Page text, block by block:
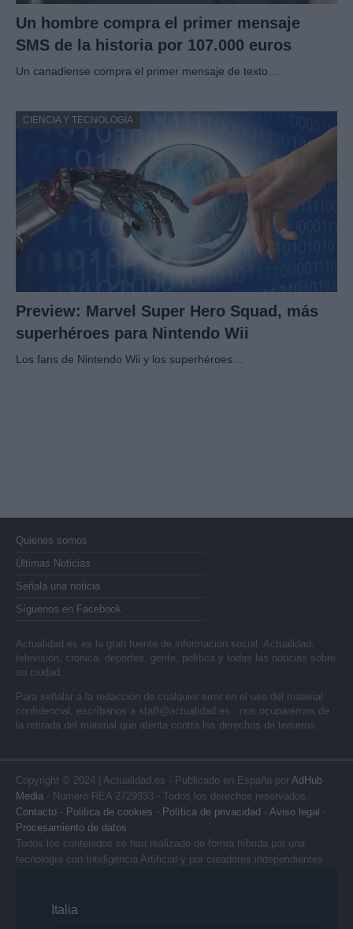
Un hombre compra el primer mensaje
SMS de la historia por 107.000 euros
Un canadiense compra el primer mensaje de texto…
CIENCIA Y TECNOLOGÍA
Preview: Marvel Super Hero Squad, más
superhéroes para Nintendo Wii
Los fans de Nintendo Wii y los superhéroes…
Quienes somos
Últimas Noticias
Señala una noticia
Síguenos en Facebook
Actualidad.es es la gran fuente de información social. Actualidad,
televisión, crónica, deportes, gente, política y todas las noticias sobre
su ciudad.
Para señalar a la redacción de cualquier error en el uso del material
confidencial, escríbanos a staff@actualidad.es : nos ocuparemos de
la retirada del material que atenta contra los derechos de terceros.
Copyright © 2024 | Actualidad.es - Publicado en España por AdHub
Media - Numero REA 2729933 - Todos los derechos reservados.
Contacto - Politica de cookies - Política de privacidad - Aviso legal -
Procesamiento de datos
Todos los contenidos se han realizado de forma híbrida por una
tecnología con Inteligencia Artificial y por creadores independientes
Italia